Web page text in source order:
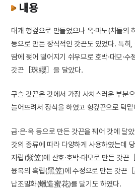
내용
대개 헝겊으로 만들었으나 옥·마노(차돌의
등으로 만든 장식적인 갓끈도 있었다. 특히
땀에 젖어 떨어지기 쉬우므로 호박·대모·수
갓끈［珠纓］을 달았다.
구슬 갓끈은 갓에서 가장 사치스러운 부분
늘어뜨려서 장식을 하였고 헝겊끈으로 턱
금·은·옥 등으로 만든 갓끈을 꿰어 갓에 달
갓의 종류에 따라 다양하게 사용하였는데
자립(紫笠)에 산호·호박·대모로 만든 갓끈
융복의 흑립(黑笠)에 수정으로 만든 갓끈
납조밀화(蠟造蜜花)를 달기도 하였다.